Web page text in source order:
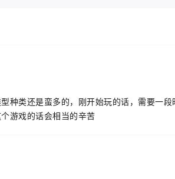
种类还是蛮多的，刚开始玩的话，需要一
游戏的话会相当的辛苦